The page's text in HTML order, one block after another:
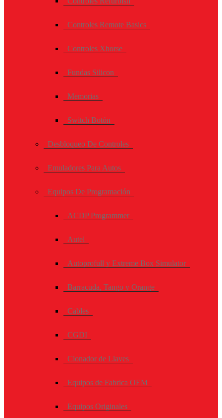
Controles Remote Basics
Controles Xhorse
Fundas Silicon
Memorias
Switch Botón
Desbloqueo De Controles
Emuladores Para Autos
Equipos De Programación
ACDP Programmer
Autel
Autoprofull y Extreme Box Simulator
Barracuda, Tango y Orange
Cables
CGDI
Clonador de Llaves
Equipos de Fabrica OEM
Equipos Originales